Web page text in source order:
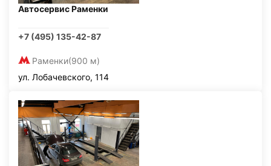
Автосервис Раменки
+7 (495) 135-42-87
Раменки(900 м)
ул. Лобачевского, 114